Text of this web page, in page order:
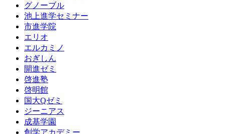
グノーブル
池上進学セミナー
市進学院
エリオ
エルカミノ
おぎしん
開進ゼミ
啓進塾
啓明館
国大Qゼミ
ジーニアス
成基学園
創学アカデミー